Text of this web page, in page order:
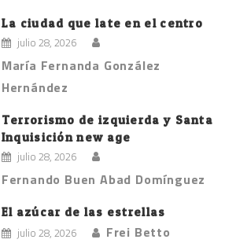
La ciudad que late en el centro
julio 28, 2026
María Fernanda González
Hernández
Terrorismo de izquierda y Santa
Inquisición new age
julio 28, 2026
Fernando Buen Abad Domínguez
El azúcar de las estrellas
julio 28, 2026 Frei Betto